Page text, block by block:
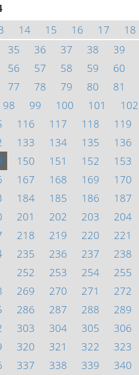
14 15 16 17 18
35 36 37 38 39
56 57 58 59 60
77 78 79 80 81
98 99 100 101 102
116 117 118 119
133 134 135 136
150 151 152 153
167 168 169 170
184 185 186 187
201 202 203 204
218 219 220 221
235 236 237 238
252 253 254 255
269 270 271 272
286 287 288 289
303 304 305 306
320 321 322 323
337 338 339 340